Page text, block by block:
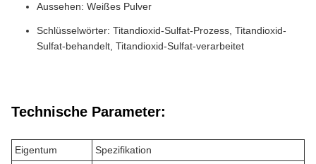
Aussehen: Weißes Pulver
Schlüsselwörter: Titandioxid-Sulfat-Prozess, Titandioxid-
Sulfat-behandelt, Titandioxid-Sulfat-verarbeitet
Technische Parameter:
Eigentum Spezifikation